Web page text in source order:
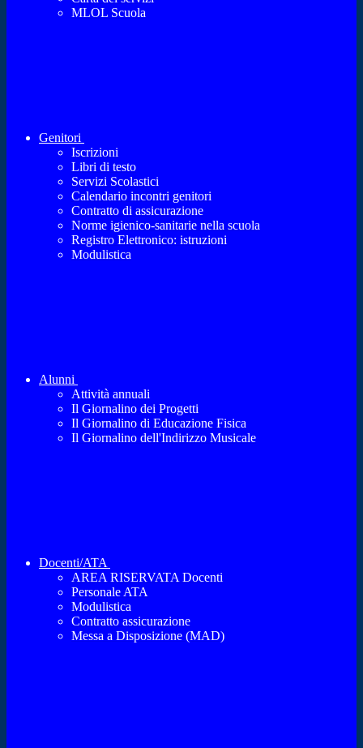
MLOL Scuola
Genitori
Iscrizioni
Libri di testo
Servizi Scolastici
Calendario incontri genitori
Contratto di assicurazione
Norme igienico-sanitarie nella scuola
Registro Elettronico: istruzioni
Modulistica
Alunni
Attività annuali
Il Giornalino dei Progetti
Il Giornalino di Educazione Fisica
Il Giornalino dell'Indirizzo Musicale
Docenti/ATA
AREA RISERVATA Docenti
Personale ATA
Modulistica
Contratto assicurazione
Messa a Disposizione (MAD)